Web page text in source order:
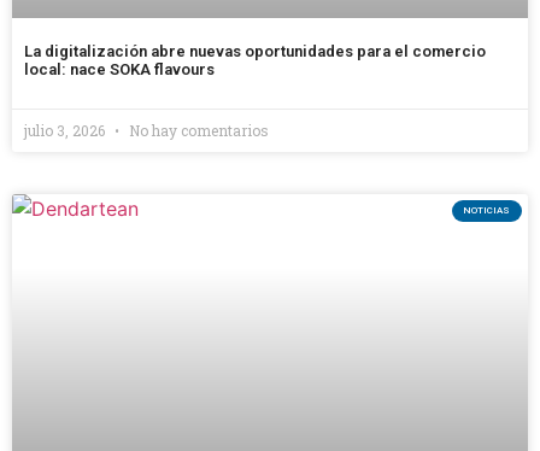
La digitalización abre nuevas oportunidades para el comercio
local: nace SOKA flavours
julio 3, 2026 No hay comentarios
NOTICIAS